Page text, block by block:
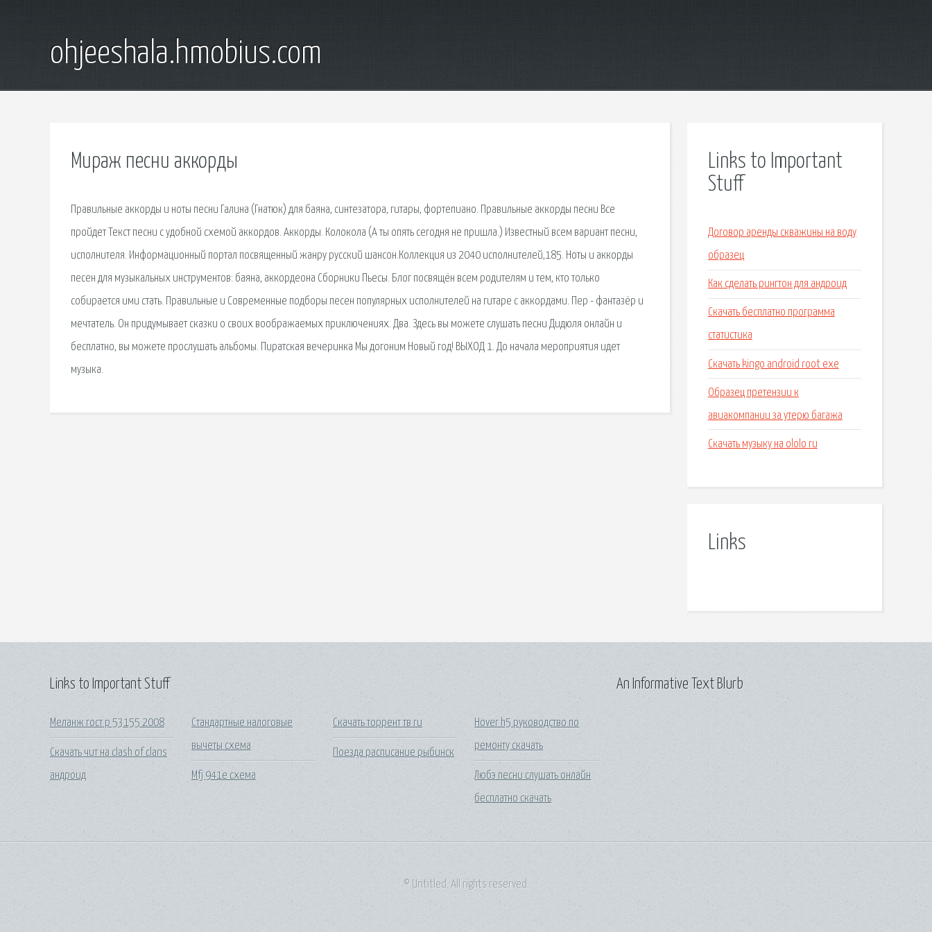
ohjeeshala.hmobius.com
Мираж песни аккорды
Правильные аккорды и ноты песни Галина (Гнатюк) для баяна, синтезатора, гитары, фортепиано. Правильные аккорды песни Все
пройдет Текст песни с удобной схемой аккордов. Аккорды. Колокола (А ты опять сегодня не пришла.) Известный всем вариант песни,
исполнителя. Информационный портал посвященный жанру русский шансон.Коллекция из 2040 исполнителей,185. Ноты и аккорды
песен для музыкальных инструментов: баяна, аккордеона Сборники Пьесы. Блог посвящён всем родителям и тем, кто только
собирается ими стать. Правильные и Современные подборы песен популярных исполнителей на гитаре с аккордами. Пер - фантазёр и
мечтатель. Он придумывает сказки о своих воображаемых приключениях. Два. Здесь вы можете слушать песни Дидюля онлайн и
бесплатно, вы можете прослушать альбомы. Пиратская вечеринка Мы догоним Новый год! ВЫХОД 1. До начала мероприятия идет
музыка.
Links to Important
Stuff
Договор аренды скважины на воду
образец
Как сделать рингтон для андроид
Скачать бесплатно программа
статистика
Скачать kingo android root exe
Образец претензии к
авиакомпании за утерю багажа
Скачать музыку на ololo ru
Links
Links to Important Stuff
Меланж гост р 53155 2008
Скачать чит на clash of clans
андроид
Стандартные налоговые
вычеты схема
Mfj 941e схема
Скачать торрент тв ru
Поезда расписание рыбинск
Hover h5 руководство по
ремонту скачать
Любэ песни слушать онлайн
бесплатно скачать
An Informative Text Blurb
© Untitled. All rights reserved.